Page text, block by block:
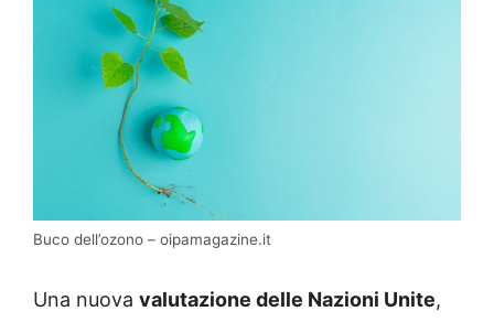
Buco dell’ozono – oipamagazine.it
Una nuova valutazione delle Nazioni Unite,